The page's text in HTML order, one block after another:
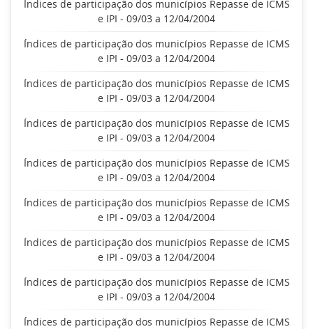
Índices de participação dos municípios Repasse de ICMS
e IPI - 09/03 a 12/04/2004
Índices de participação dos municípios Repasse de ICMS
e IPI - 09/03 a 12/04/2004
Índices de participação dos municípios Repasse de ICMS
e IPI - 09/03 a 12/04/2004
Índices de participação dos municípios Repasse de ICMS
e IPI - 09/03 a 12/04/2004
Índices de participação dos municípios Repasse de ICMS
e IPI - 09/03 a 12/04/2004
Índices de participação dos municípios Repasse de ICMS
e IPI - 09/03 a 12/04/2004
Índices de participação dos municípios Repasse de ICMS
e IPI - 09/03 a 12/04/2004
Índices de participação dos municípios Repasse de ICMS
e IPI - 09/03 a 12/04/2004
Índices de participação dos municípios Repasse de ICMS